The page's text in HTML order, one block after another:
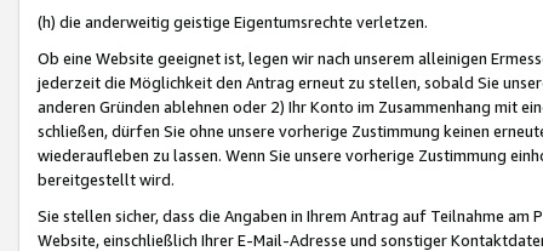
(h) die anderweitig geistige Eigentumsrechte verletzen.
Ob eine Website geeignet ist, legen wir nach unserem alleinigen
jederzeit die Möglichkeit den Antrag erneut zu stellen, sobald Sie
anderen Gründen ablehnen oder 2) Ihr Konto im Zusammenhang mit
schließen, dürfen Sie ohne unsere vorherige Zustimmung keinen
wiederaufleben zu lassen. Wenn Sie unsere vorherige Zustimmung
bereitgestellt wird.
Sie stellen sicher, dass die Angaben in Ihrem Antrag auf Teilnahme
Website, einschließlich Ihrer E-Mail-Adresse und sonstiger